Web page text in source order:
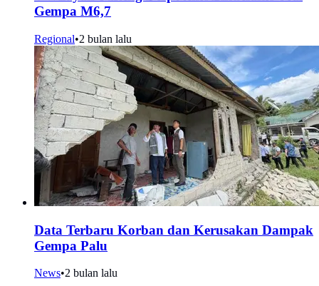
Gempa M6,7
Regional•2 bulan lalu
Data Terbaru Korban dan Kerusakan Dampak
Gempa Palu
News•2 bulan lalu